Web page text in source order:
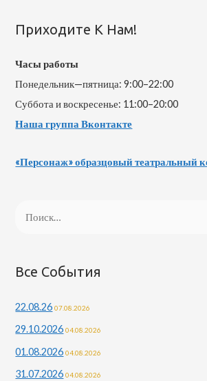
Приходите К Нам!
Часы работы
Понедельник—пятница: 9:00–22:00
Суббота и воскресенье: 11:00–20:00
Наша группа Вконтакте
«Персонаж» образцовый театральный
т
:
Все События
22.08.26 07.08.2026
29.10.2026 04.08.2026
01.08.2026 04.08.2026
31.07.2026 04.08.2026